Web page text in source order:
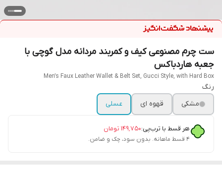
ست چرم مصنوعی کیف و کمربند مردانه مدل گوچی با
جعبه هاردباکس
Men’s Faux Leather Wallet & Belt Set, Gucci Style, with Hard Box
رنگ
مشکی
قهوه ای عسلی
هر قسط با ترب‌پی:۱۴۹٬۷۵۰ تومان
۴ قسط ماهانه. بدون سود، چک و ضامن.